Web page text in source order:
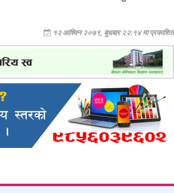
१२ आश्विन २०७९, बुधबार २२:१४ मा प्रकाशित